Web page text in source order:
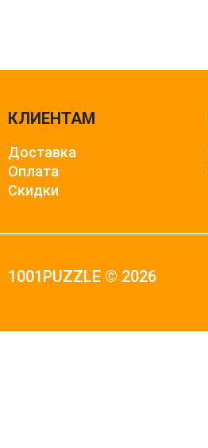
КЛИЕНТАМ
Доставка
Оплата
Скидки
1001PUZZLE © 2026